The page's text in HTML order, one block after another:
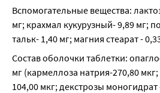
Вспомогательные вещества:
мг; крахмал кукурузный- 9,89 мг;
тальк- 1,40 мг; магния стеарат -
Состав оболочки таблетки:
мг (кармеллоза натрия-270,80
104,00 мкг; декстрозы